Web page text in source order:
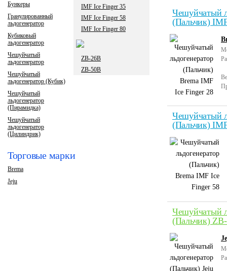
Бункеры
Гранулированный
льдогенератор
Кубиковый
льдогенератор
Чешуйчатый
льдогенератор
Чешуйчатый
льдогенератор (Кубик)
Чешуйчатый
льдогенератор
(Пирамидка)
Чешуйчатый
льдогенератор
(Цилиндрик)
IMF Ice Finger 35
IMF Ice Finger 58
IMF Ice Finger 80
ZB-26B
ZB-50B
Торговые марки
Brema
Jeju
Чешуйчатый
(Пальчик)
Чешуйчатый
(Пальчик)
Чешуйчатый
(Пальчик)